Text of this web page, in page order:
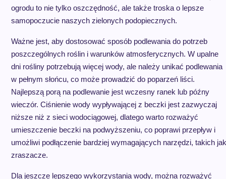
ogrodu to nie tylko oszczędność, ale także troska o lepsze
samopoczucie naszych zielonych podopiecznych.
Ważne jest, aby dostosować sposób podlewania do potrzeb
poszczególnych roślin i warunków atmosferycznych. W upalne
dni rośliny potrzebują więcej wody, ale należy unikać podlewania
w pełnym słońcu, co może prowadzić do poparzeń liści.
Najlepszą porą na podlewanie jest wczesny ranek lub późny
wieczór. Ciśnienie wody wypływającej z beczki jest zazwyczaj
niższe niż z sieci wodociągowej, dlatego warto rozważyć
umieszczenie beczki na podwyższeniu, co poprawi przepływ i
umożliwi podłączenie bardziej wymagających narzędzi, takich jak
zraszacze.
Dla jeszcze lepszego wykorzystania wody, można rozważyć